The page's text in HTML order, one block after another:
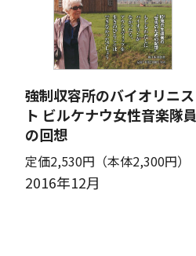
強制収容所のバイオリニス
ト ビルケナウ女性音楽隊員
の回想
定価2,530円 （本体2,300円）
2016年12月